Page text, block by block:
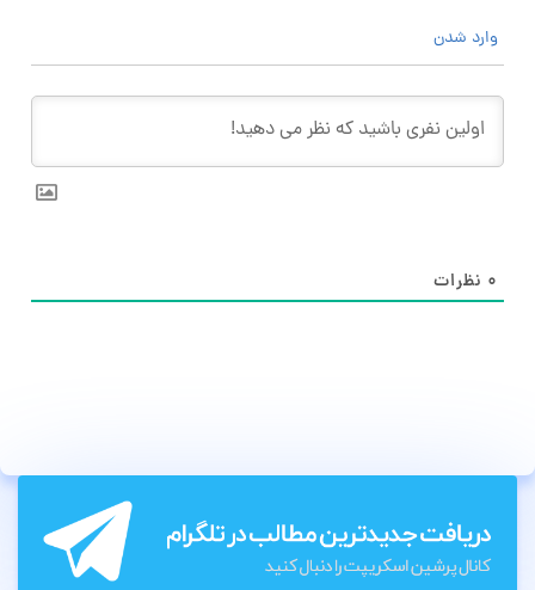
وارد شدن
۰ نظرات